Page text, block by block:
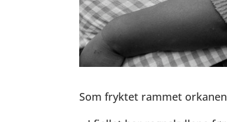
Som fryktet rammet